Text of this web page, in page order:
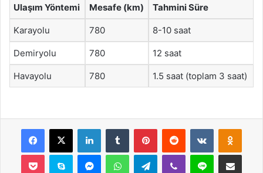
Ulaşım Yöntemi Mesafe (km) Tahmini Süre
Karayolu 780 8-10 saat
Demiryolu 780 12 saat
Havayolu 780 1.5 saat (toplam 3 saat)
Facebook
X LinkedInTumblr PinterestReddit VKontakte
Pocket Skype MessengerWhatsAppTelegramViber Line E-Posta ile